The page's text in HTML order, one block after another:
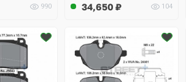
990 34,650 ₽ 104